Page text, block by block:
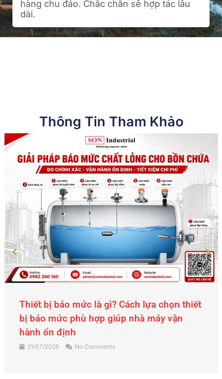
hàng chu đáo. Chắc chắn sẽ hợp tác lâu
dài.
Thông Tin Tham Khảo
Thiết bị báo mức là gì? Cách lựa chọn thiết
bị báo mức phù hợp giúp nhà máy vận
hành ổn định
31/07/2026 No Comments